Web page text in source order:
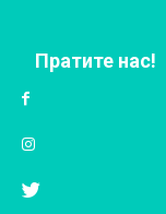
Пратите нас!